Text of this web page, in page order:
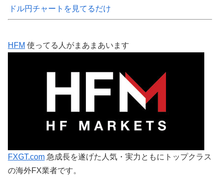
ドル円チャートを見てるだけ
HFM 使ってる人がまあまあいます
FXGT.com 急成長を遂げた人気・実力ともにトップクラス
の海外FX業者です。